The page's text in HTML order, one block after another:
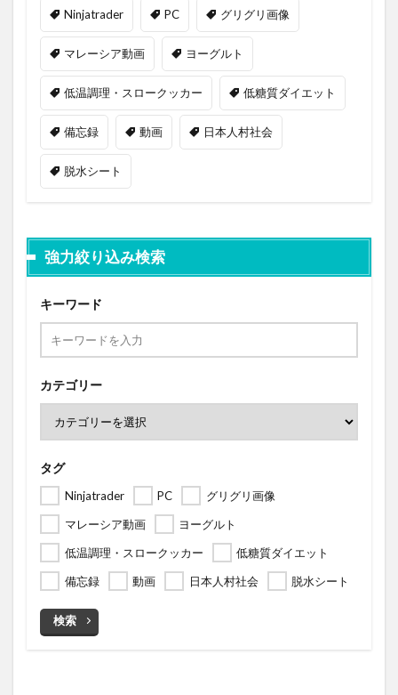
Ninjatrader PC グリグリ画像
マレーシア動画 ヨーグルト
低温調理・スロークッカー 低糖質ダイエット
備忘録 動画 日本人村社会
脱水シート
強力絞り込み検索
キーワード
カテゴリー
タグ
Ninjatrader PC
グリグリ画像
マレーシア動画
ヨーグルト
低温調理・スロークッカー
低糖質ダイエット
備忘録
動画 日本人村社会 脱水シート
検索